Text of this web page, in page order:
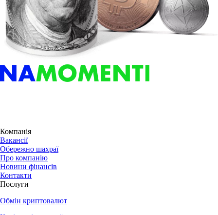
Компанія
Вакансії
Обережно шахраї
Про компанію
Новини фінансів
Контакти
Послуги
Обмін криптовалют